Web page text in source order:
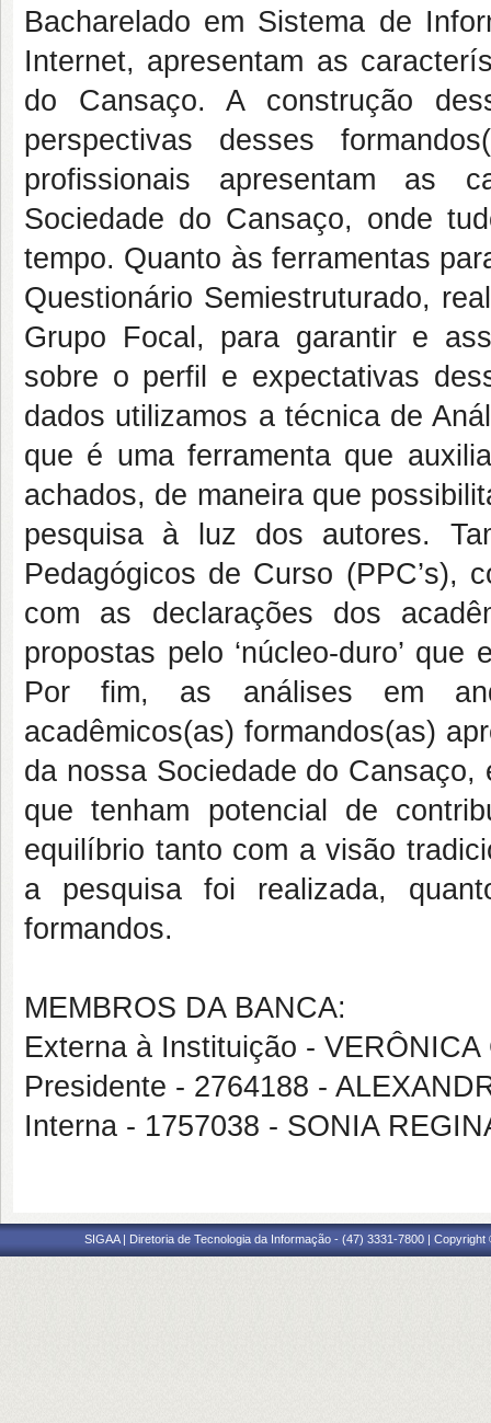
Bacharelado em Sistema de
Internet, apresentam as
do Cansaço. A construção
perspectivas desses
profissionais apresentam as
Sociedade do Cansaço, onde
tempo. Quanto às ferramentas
Questionário Semiestruturado,
Grupo Focal, para garantir e
sobre o perfil e expectativas
dados utilizamos a técnica de
que é uma ferramenta que
achados, de maneira que
pesquisa à luz dos autores.
Pedagógicos de Curso (PPC’s),
com as declarações dos
propostas pelo ‘núcleo-duro’
Por fim, as análises em
acadêmicos(as) formandos(as)
da nossa Sociedade do
que tenham potencial de
equilíbrio tanto com a visão
a pesquisa foi realizada,
formandos.
MEMBROS DA BANCA:
Externa à Instituição - VERÔNICA
Presidente - 2764188 -
Interna - 1757038 - SONIA
SIGAA | Diretoria de Tecnologia da Informação - (47) 3331-7800 |